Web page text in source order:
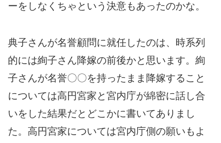
ーをしなくちゃという決意もあったのかな。
典子さんが名誉顧問に就任したのは、時系列
的には絢子さん降嫁の前後かと思います。絢
子さんが名誉〇〇を持ったまま降嫁すること
については高円宮家と宮内庁が綿密に話し合
いをした結果だとどこかに書いてありまし
た。高円宮家については宮内庁側の願いもよ